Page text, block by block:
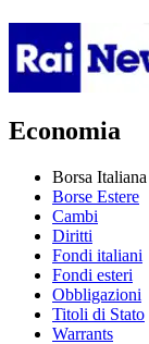
Economia
Borsa Italiana
Borse Estere
Cambi
Diritti
Fondi italiani
Fondi esteri
Obbligazioni
Titoli di Stato
Warrants